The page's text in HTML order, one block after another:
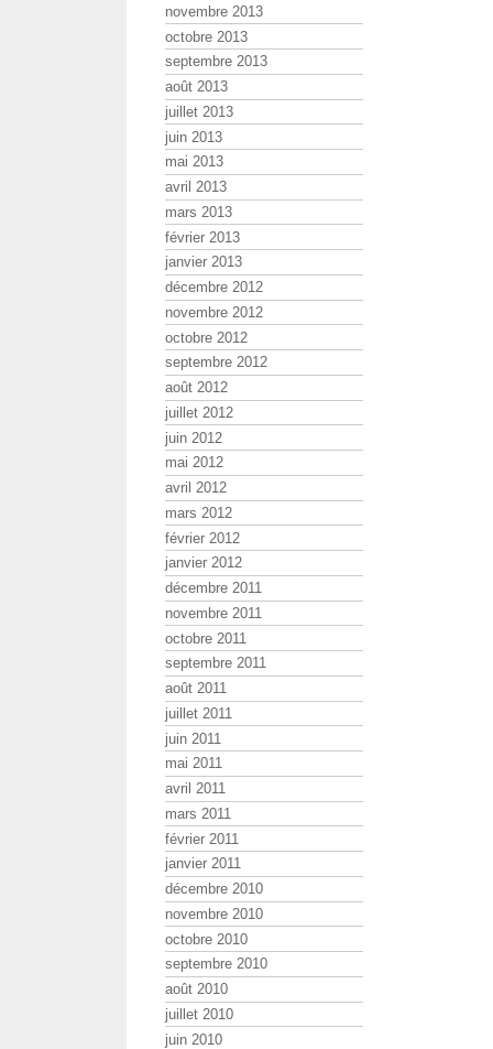
novembre 2013
octobre 2013
septembre 2013
août 2013
juillet 2013
juin 2013
mai 2013
avril 2013
mars 2013
février 2013
janvier 2013
décembre 2012
novembre 2012
octobre 2012
septembre 2012
août 2012
juillet 2012
juin 2012
mai 2012
avril 2012
mars 2012
février 2012
janvier 2012
décembre 2011
novembre 2011
octobre 2011
septembre 2011
août 2011
juillet 2011
juin 2011
mai 2011
avril 2011
mars 2011
février 2011
janvier 2011
décembre 2010
novembre 2010
octobre 2010
septembre 2010
août 2010
juillet 2010
juin 2010